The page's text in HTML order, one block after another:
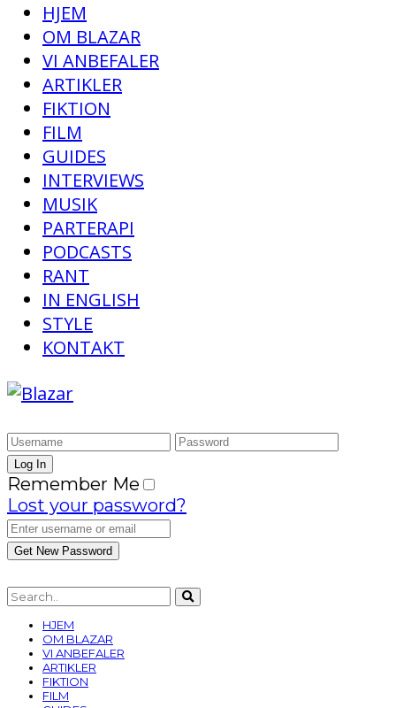
HJEM
OM BLAZAR
VI ANBEFALER
ARTIKLER
FIKTION
FILM
GUIDES
INTERVIEWS
MUSIK
PARTERAPI
PODCASTS
RANT
IN ENGLISH
STYLE
KONTAKT
Remember Me
Lost your password?
HJEM
OM BLAZAR
VI ANBEFALER
ARTIKLER
FIKTION
FILM